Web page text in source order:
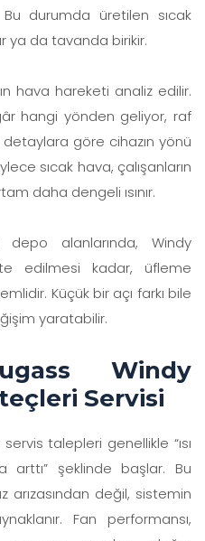
durumda üretilen sıcak
ya da tavanda birikir.
hava hareketi analiz edilir.
hangi yönden geliyor, raf
göre cihazın yönü
sıcak hava, çalışanların
daha dengeli ısınır.
depo alanlarında, Windy
edilmesi kadar, üfleme
Küçük bir açı farkı bile
yaratabilir.
Windy
Servisi
talepleri genellikle “ısı
şeklinde başlar. Bu
değil, sistemin
Fan performansı,